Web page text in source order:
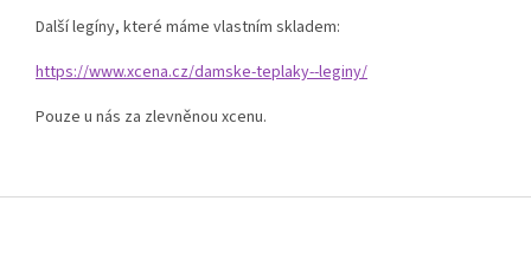
Další legíny, které máme vlastním skladem:
https://www.xcena.cz/damske-teplaky--leginy/
Pouze u nás za zlevněnou xcenu.